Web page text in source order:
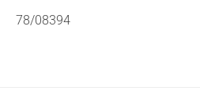
78/08394